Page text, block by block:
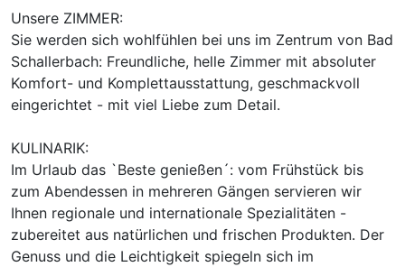
Zusatznächte
Für 7 Tage p.P. ab 750,00 €
Doppelzimmer Superior
2 Erwachsene und 2 Kinder
Unsere ZIMMER:
Sie werden sich wohlfühlen bei uns im Zentrum von Bad
Schallerbach: Freundliche, helle Zimmer mit absoluter
Komfort- und Komplettausstattung, geschmackvoll
eingerichtet - mit viel Liebe zum Detail.
KULINARIK:
Im Urlaub das `Beste genießen´: vom Frühstück bis
zum Abendessen in mehreren Gängen servieren wir
Ihnen regionale und internationale Spezialitäten -
zubereitet aus natürlichen und frischen Produkten. Der
Genuss und die Leichtigkeit spiegeln sich im